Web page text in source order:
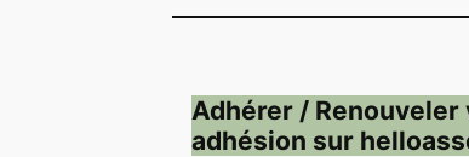
Adhérer / Renouveler
adhésion sur